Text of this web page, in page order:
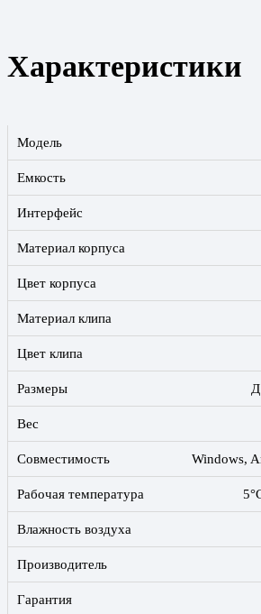
Характеристики
Модель
Емкость
Интерфейс
Материал корпуса
Цвет корпуса
Материал клипа
Цвет клипа
Размеры
Вес
Совместимость Windows,
Рабочая температура
Влажность воздуха
Производитель
Гарантия